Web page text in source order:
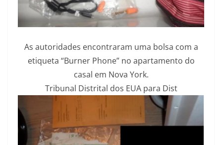
As autoridades encontraram uma bolsa com a
etiqueta “Burner Phone” no apartamento do
casal em Nova York.
Tribunal Distrital dos EUA para Dist